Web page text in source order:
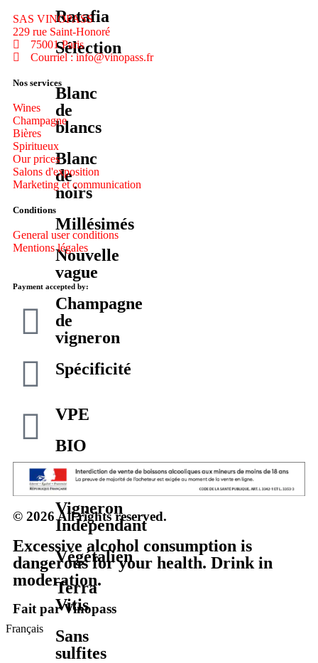
Ratafia
Sélection
Blanc
de
blancs
Blanc
de
noirs
Millésimés
Nouvelle
vague
Champagne
de
vigneron
Spécificité
VPE
BIO
Biodynamie
Vigneron
Indépendant
Végétalien
Terra
Vitis
Sans
sulfites
SAS VINOPASS
229 rue Saint-Honoré
75001 Paris
Courriel : info@vinopass.fr
Nos services
Wines
Champagne
Bières
Spiritueux
Our prices
Salons d'exposition
Marketing et communication
Conditions
General user conditions
Mentions légales
Payment accepted by:
© 2026 All rights reserved.
Excessive alcohol consumption is
dangerous for your health. Drink in
moderation.
Fait par Vinopass
Français